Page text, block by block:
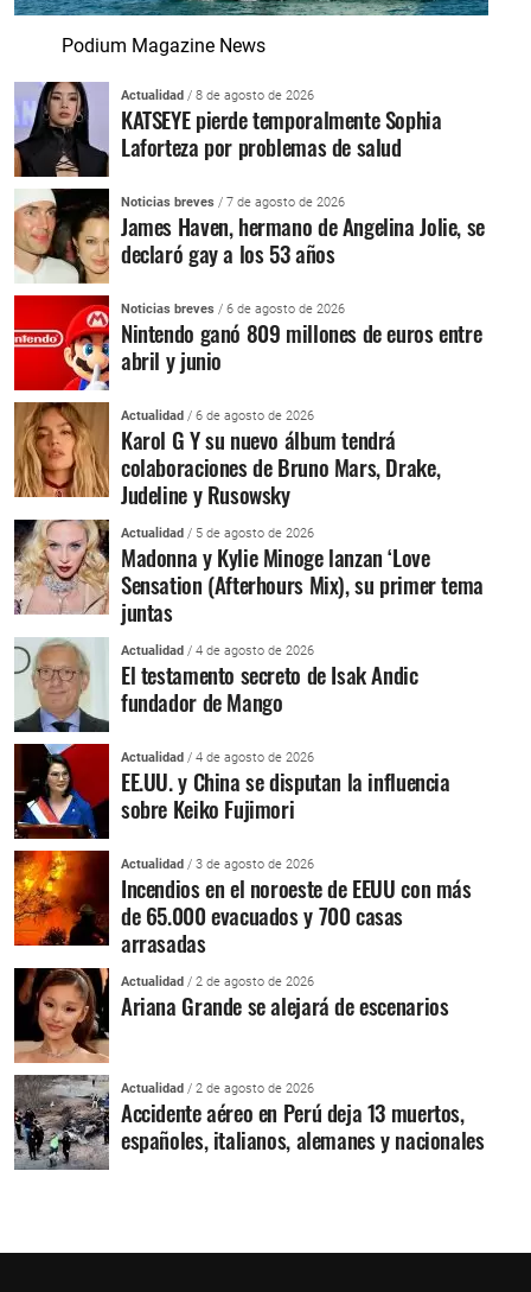
Podium Magazine News
Actualidad / 8 de agosto de 2026
KATSEYE pierde temporalmente Sophia
Laforteza por problemas de salud
Noticias breves / 7 de agosto de 2026
James Haven, hermano de Angelina Jolie, se
declaró gay a los 53 años
Noticias breves / 6 de agosto de 2026
Nintendo ganó 809 millones de euros entre
abril y junio
Actualidad / 6 de agosto de 2026
Karol G Y su nuevo álbum tendrá
colaboraciones de Bruno Mars, Drake,
Judeline y Rusowsky
Actualidad / 5 de agosto de 2026
Madonna y Kylie Minoge lanzan ‘Love
Sensation (Afterhours Mix), su primer tema
juntas
Actualidad / 4 de agosto de 2026
El testamento secreto de Isak Andic
fundador de Mango
Actualidad / 4 de agosto de 2026
EE.UU. y China se disputan la influencia
sobre Keiko Fujimori
Actualidad / 3 de agosto de 2026
Incendios en el noroeste de EEUU con más
de 65.000 evacuados y 700 casas
arrasadas
Actualidad / 2 de agosto de 2026
Ariana Grande se alejará de escenarios
Actualidad / 2 de agosto de 2026
Accidente aéreo en Perú deja 13 muertos,
españoles, italianos, alemanes y nacionales